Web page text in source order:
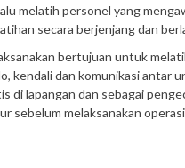
melatih personel yang
secara berjenjang dan
bertujuan untuk
kendali dan komunikasi antar
di lapangan dan sebagai
sebelum melaksanakan